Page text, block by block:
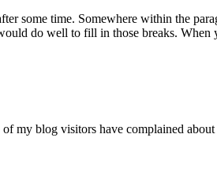
some time. Somewhere within the
do well to fill in those breaks. When
my blog visitors have complained